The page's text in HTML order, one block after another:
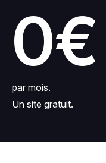
0€
par mois.
Un site gratuit.